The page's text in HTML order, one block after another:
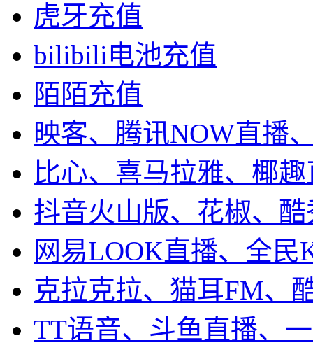
虎牙充值
bilibili电池充值
陌陌充值
映客、腾讯NOW直播
比心、喜马拉雅、椰
抖音火山版、花椒、
网易LOOK直播、全民
克拉克拉、猫耳FM、
TT语音、斗鱼直播、